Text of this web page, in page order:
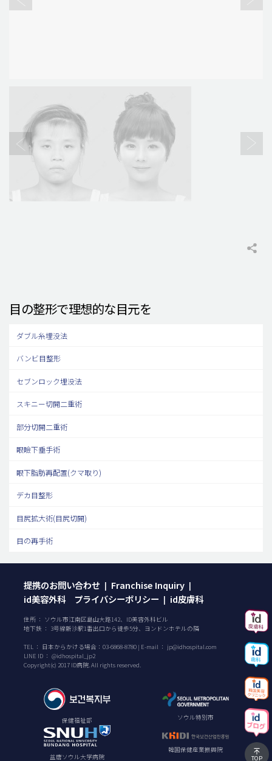
目の整形で理想的な目元を
ダブル糸埋没法
バンビ目整形
セブンロック埋没法
スキニー切開二重術
部分切開二重術
眼瞼下垂手術
眼下脂肪再配置(クマ取り)
デカ目整形
目尻拡大術(目尻切開)
目の再手術
提携のお問い合わせ | Franchise Inquiry |
id美容外科 プライバシーポリシー | id皮膚科
住所 ： ソウル市江南区島山大路142、ID美容外科ビル
地下鉄 ： 3号線新沙駅1番出口から徒歩5分、ヨンドンホテルの隣
TEL ： 日本からかける場合： 03-6868-8780 | E-mail ： jp@idhospital.com
LINE ID ： @idhospital_jp2
Copyright(c) 2017 ID病院. All rights reserved.
保健福祉部 ソウル特別市
盆唐ソウル大学病院
韓国保健産業振興院
TOP